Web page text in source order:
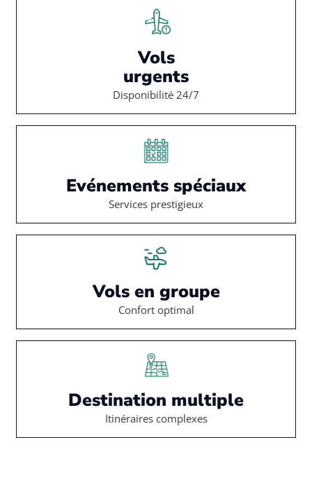
Vols
urgents
Disponibilité 24/7
Evénements spéciaux
Services prestigieux
Vols en groupe
Confort optimal
Destination multiple
Itinéraires complexes